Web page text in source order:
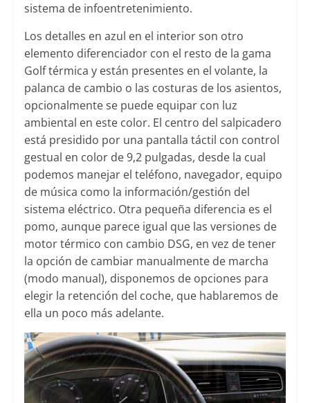
sistema de infoentretenimiento.
Los detalles en azul en el interior son otro
elemento diferenciador con el resto de la gama
Golf térmica y están presentes en el volante, la
palanca de cambio o las costuras de los asientos,
opcionalmente se puede equipar con luz
ambiental en este color. El centro del salpicadero
está presidido por una pantalla táctil con control
gestual en color de 9,2 pulgadas, desde la cual
podemos manejar el teléfono, navegador, equipo
de música como la información/gestión del
sistema eléctrico. Otra pequeña diferencia es el
pomo, aunque parece igual que las versiones de
motor térmico con cambio DSG, en vez de tener
la opción de cambiar manualmente de marcha
(modo manual), disponemos de opciones para
elegir la retención del coche, que hablaremos de
ella un poco más adelante.